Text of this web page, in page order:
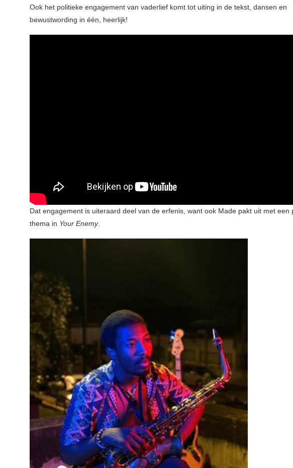
Ook het politieke engagement van vaderlief komt tot uiting in de tekst, dansen en
bewustwording in één, heerlijk!
Dat engagement is uiteraard deel van de erfenis, want ook Made pakt uit met een
thema in Your Enemy.